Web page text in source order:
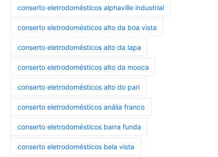
conserto eletrodomésticos alphaville industrial
conserto eletrodomésticos alto da boa vista
conserto eletrodomésticos alto da lapa
conserto eletrodomésticos alto da mooca
conserto eletrodomésticos alto do pari
conserto eletrodomésticos anália franco
conserto eletrodomésticos barra funda
conserto eletrodomésticos bela vista